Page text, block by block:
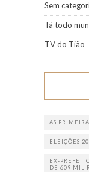
Sem
Tá todo
TV do Tião
AS
ELEIÇÕES
EX-
DE 609 MIL